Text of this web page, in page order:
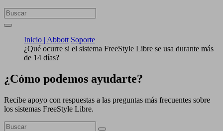
Inicio | Abbott Soporte
¿Qué ocurre si el sistema FreeStyle Libre se usa durante más
de 14 días?
¿Cómo podemos ayudarte?
Recibe apoyo con respuestas a las preguntas más frecuentes sobre
los sistemas FreeStyle Libre.